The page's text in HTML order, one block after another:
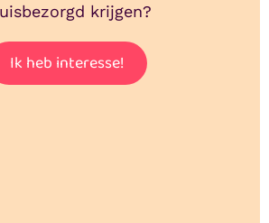
krijgen?
Ik heb interesse!